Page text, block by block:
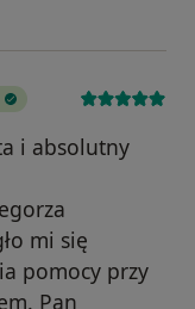
i absolutny
mi się
pomocy przy
Pan